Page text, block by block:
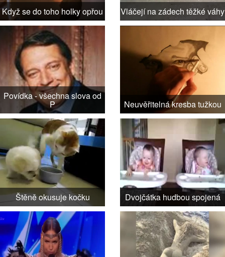
Když se do toho holky opřou Vláčejí na zádech těžké váhy
Povídka - všechna slova od
P Neuvěřitelná kresba tužkou
Štěně okusuje kočku Dvojčátka hudbou spojená